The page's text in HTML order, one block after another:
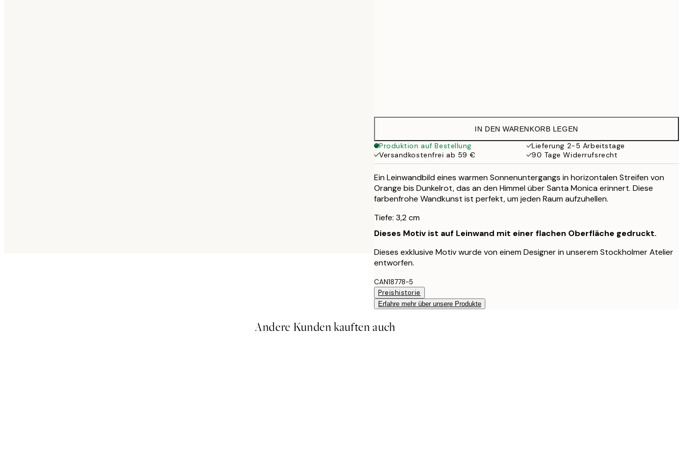
IN DEN WARENKORB LEGEN
Produktion auf Bestellung
Lieferung 2-5 Arbeitstage
Versandkostenfrei ab 59 €
90 Tage Widerrufsrecht
Ein Leinwandbild eines warmen Sonnenuntergangs in horizontalen Streifen von
Orange bis Dunkelrot, das an den Himmel über Santa Monica erinnert. Diese
farbenfrohe Wandkunst ist perfekt, um jeden Raum aufzuhellen.
Tiefe: 3,2 cm
Dieses Motiv ist auf Leinwand mit einer flachen Oberfläche gedruckt.
Dieses exklusive Motiv wurde von einem Designer in unserem Stockholmer Atelier
entworfen.
CAN18778-5
Preishistorie
Erfahre mehr über unsere Produkte
Andere Kunden kauften auch